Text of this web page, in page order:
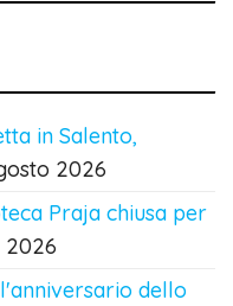
in Salento,
2026
Praja chiusa per
2026
dello